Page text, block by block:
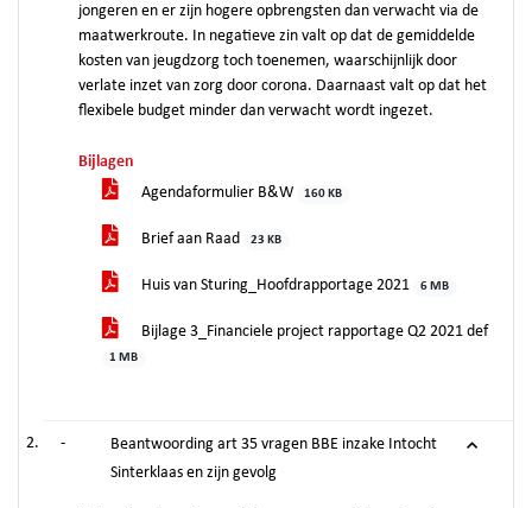
jongeren en er zijn hogere opbrengsten dan verwacht via de
maatwerkroute. In negatieve zin valt op dat de gemiddelde
kosten van jeugdzorg toch toenemen, waarschijnlijk door
verlate inzet van zorg door corona. Daarnaast valt op dat het
flexibele budget minder dan verwacht wordt ingezet.
Bijlagen
Agendaformulier B&W
160 KB
Brief aan Raad 23 KB
Huis van Sturing_Hoofdrapportage 2021 6 MB
Bijlage 3_Financiele project rapportage Q2 2021 def
1 MB
-
Beantwoording art 35 vragen BBE inzake Intocht
Sinterklaas en zijn gevolg